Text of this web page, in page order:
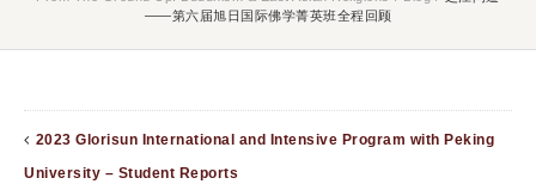
——第六届旭日国际佛学菁英班全程回顾
2023 Glorisun International and Intensive Program with Peking
University – Student Reports